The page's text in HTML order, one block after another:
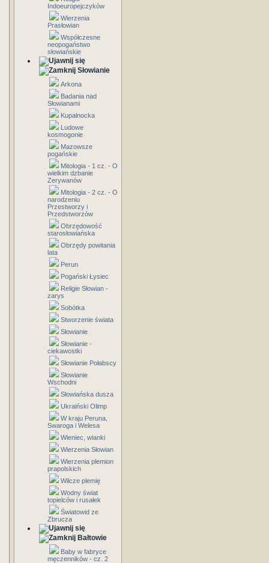
Indoeuropejczyków
Wierzenia
Prasłowian
Współczesne
neopogaństwo
słowiańskie
Słowianie
Arkona
Badania nad
Słowianami
Kupalnocka
Ludowe
kosmogonie
Mazowsze
pogańskie
Mitologia - 1 cz. - O
wielkim dzbanie
Zerywanów
Mitologia - 2 cz. - O
narodzeniu
Przestworzy i
Przedstworzów
Obrzędowość
starosłowiańska
Obrzędy powitania
lata
Perun
Pogański Łysiec
Religie Słowian -
zarys
Sobótka
Stworzenie świata
Słowianie
Słowianie -
ciekawostki
Słowianie Połabscy
Słowianie
Wschodni
Słowiańska dusza
Ukraiński Olimp
W kraju Peruna,
Swaroga i Welesa
Wieniec, wianki
Wierzenia Słowian
Wierzenia plemion
prapolskich
Wilcze plemię
Wodny świat
topielców i rusałek
Światowid ze
Zbrucza
Bałtowie
Baby w fabryce
męczenników - cz. 2